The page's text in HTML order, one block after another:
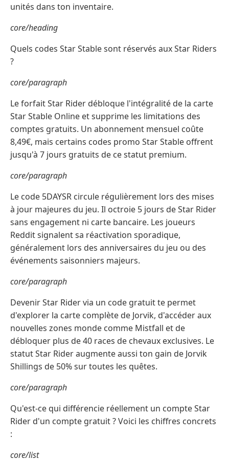
unités dans ton inventaire.
core/heading
Quels codes Star Stable sont réservés aux Star Riders
?
core/paragraph
Le forfait Star Rider débloque l'intégralité de la carte
Star Stable Online et supprime les limitations des
comptes gratuits. Un abonnement mensuel coûte
8,49€, mais certains codes promo Star Stable offrent
jusqu'à 7 jours gratuits de ce statut premium.
core/paragraph
Le code 5DAYSR circule régulièrement lors des mises
à jour majeures du jeu. Il octroie 5 jours de Star Rider
sans engagement ni carte bancaire. Les joueurs
Reddit signalent sa réactivation sporadique,
généralement lors des anniversaires du jeu ou des
événements saisonniers majeurs.
core/paragraph
Devenir Star Rider via un code gratuit te permet
d'explorer la carte complète de Jorvik, d'accéder aux
nouvelles zones monde comme Mistfall et de
débloquer plus de 40 races de chevaux exclusives. Le
statut Star Rider augmente aussi ton gain de Jorvik
Shillings de 50% sur toutes les quêtes.
core/paragraph
Qu'est-ce qui différencie réellement un compte Star
Rider d'un compte gratuit ? Voici les chiffres concrets
:
core/list